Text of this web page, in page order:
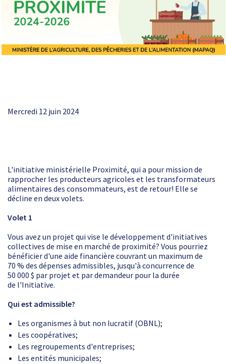
Mercredi 12 juin 2024
L'initiative ministérielle Proximité, qui a pour mission de
rapprocher les producteurs agricoles et les transformateurs
alimentaires des consommateurs, est de retour! Elle se
décline en deux volets.
Volet 1
Vous avez un projet qui vise le développement d'initiatives
collectives de mise en marché de proximité? Vous pourriez
bénéficier d'une aide financière couvrant un maximum de
70 % des dépenses admissibles, jusqu'à concurrence de
50 000 $ par projet et par demandeur pour la durée
de l'Initiative.
Qui est admissible?
Les organismes à but non lucratif (OBNL);
Les coopératives;
Les regroupements d'entreprises;
Les entités municipales;